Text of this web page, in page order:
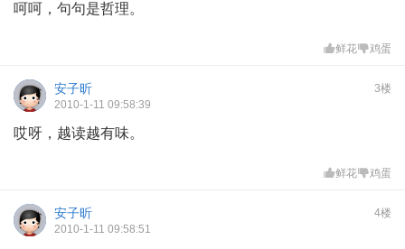
呵呵，句句是哲理。
鲜花 鸡蛋
3楼
安子昕
2010-1-11 09:58:39
哎呀，越读越有味。
鲜花 鸡蛋
4楼
安子昕
2010-1-11 09:58:51